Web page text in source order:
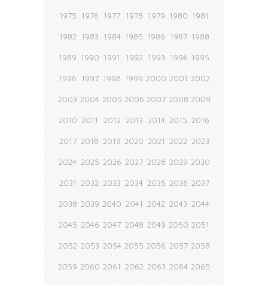
1975 1976 1977 1978 1979 1980 1981
1982 1983 1984 1985 1986 1987 1988
1989 1990 1991 1992 1993 1994 1995
1996 1997 1998 1999 2000 2001 2002
2003 2004 2005 2006 2007 2008 2009
2010 2011 2012 2013 2014 2015 2016
2017 2018 2019 2020 2021 2022 2023
2024 2025 2026 2027 2028 2029 2030
2031 2032 2033 2034 2035 2036 2037
2038 2039 2040 2041 2042 2043 2044
2045 2046 2047 2048 2049 2050 2051
2052 2053 2054 2055 2056 2057 2058
2059 2060 2061 2062 2063 2064 2065